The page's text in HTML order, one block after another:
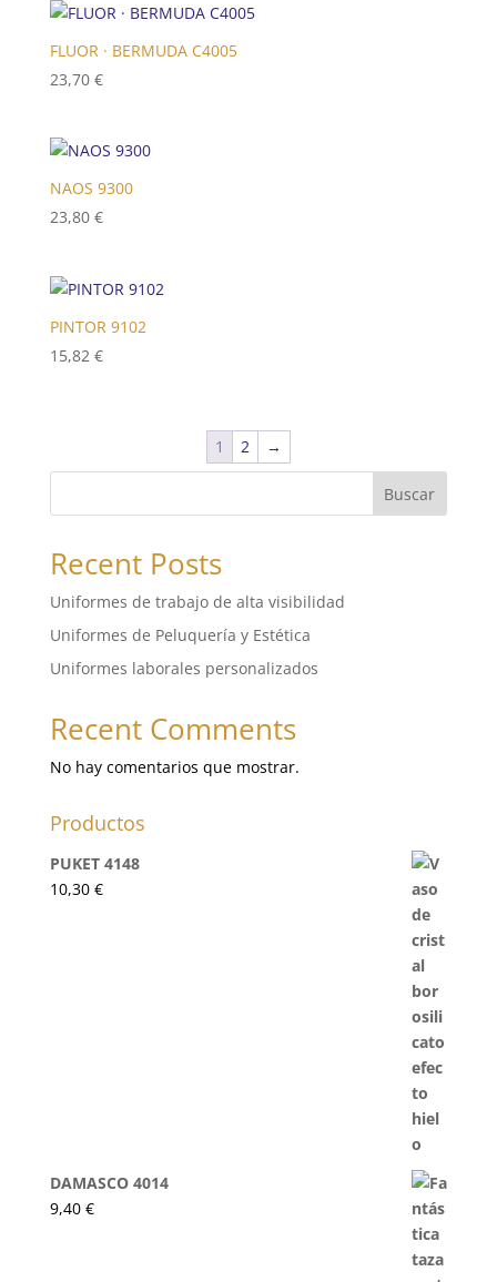
FLUOR · BERMUDA C4005
23,70 €
NAOS 9300
23,80 €
PINTOR 9102
15,82 €
1 2 →
Buscar
Recent Posts
Uniformes de trabajo de alta visibilidad
Uniformes de Peluquería y Estética
Uniformes laborales personalizados
Recent Comments
No hay comentarios que mostrar.
Productos
PUKET 4148
10,30 €
DAMASCO 4014
9,40 €